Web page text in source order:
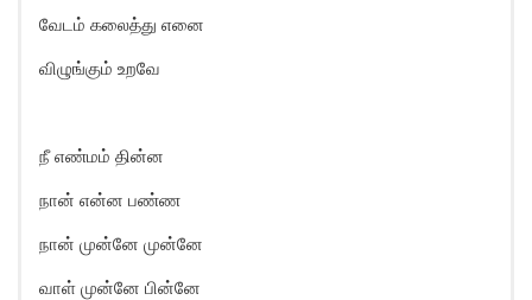
வேடம் கலைத்து எனை
விழுங்கும் உறவே
நீ எண்மம் தின்ன
நான் என்ன பண்ண
நான் முன்னே முன்னே
வாள் முன்னே பின்னே